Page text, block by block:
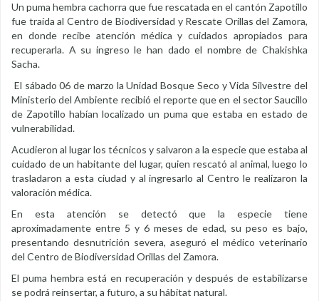
Un puma hembra cachorra que fue rescatada en el cantón Zapotillo
fue traída al Centro de Biodiversidad y Rescate Orillas del Zamora,
en donde recibe atención médica y cuidados apropiados para
recuperarla. A su ingreso le han dado el nombre de Chakishka
Sacha.
El sábado 06 de marzo la Unidad Bosque Seco y Vida Silvestre del
Ministerio del Ambiente recibió el reporte que en el sector Saucillo
de Zapotillo habían localizado un puma que estaba en estado de
vulnerabilidad.
Acudieron al lugar los técnicos y salvaron a la especie que estaba al
cuidado de un habitante del lugar, quien rescató al animal, luego lo
trasladaron a esta ciudad y al ingresarlo al Centro le realizaron la
valoración médica.
En esta atención se detectó que la especie tiene
aproximadamente entre 5 y 6 meses de edad, su peso es bajo,
presentando desnutrición severa, aseguró el médico veterinario
del Centro de Biodiversidad Orillas del Zamora.
El puma hembra está en recuperación y después de estabilizarse
se podrá reinsertar, a futuro, a su hábitat natural.